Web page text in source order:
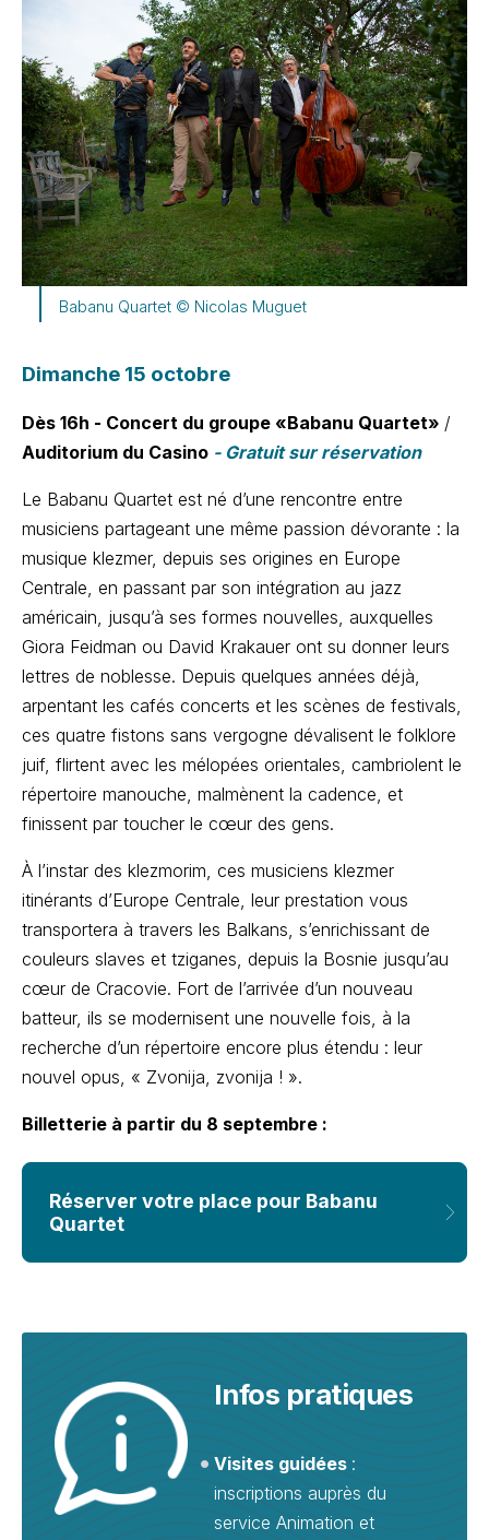
Babanu Quartet © Nicolas Muguet
Dimanche 15 octobre
Dès 16h - Concert du groupe «Babanu Quartet» /
Auditorium du Casino - Gratuit sur réservation
Le Babanu Quartet est né d’une rencontre entre
musiciens partageant une même passion dévorante : la
musique klezmer, depuis ses origines en Europe
Centrale, en passant par son intégration au jazz
américain, jusqu’à ses formes nouvelles, auxquelles
Giora Feidman ou David Krakauer ont su donner leurs
lettres de noblesse. Depuis quelques années déjà,
arpentant les cafés concerts et les scènes de festivals,
ces quatre fistons sans vergogne dévalisent le folklore
juif, flirtent avec les mélopées orientales, cambriolent le
répertoire manouche, malmènent la cadence, et
finissent par toucher le cœur des gens.
À l’instar des klezmorim, ces musiciens klezmer
itinérants d’Europe Centrale, leur prestation vous
transportera à travers les Balkans, s’enrichissant de
couleurs slaves et tziganes, depuis la Bosnie jusqu’au
cœur de Cracovie. Fort de l’arrivée d’un nouveau
batteur, ils se modernisent une nouvelle fois, à la
recherche d’un répertoire encore plus étendu : leur
nouvel opus, « Zvonija, zvonija ! ».
Billetterie à partir du 8 septembre :
Réserver votre place pour Babanu
Quartet
Infos pratiques
Visites guidées :
inscriptions auprès du
service Animation et